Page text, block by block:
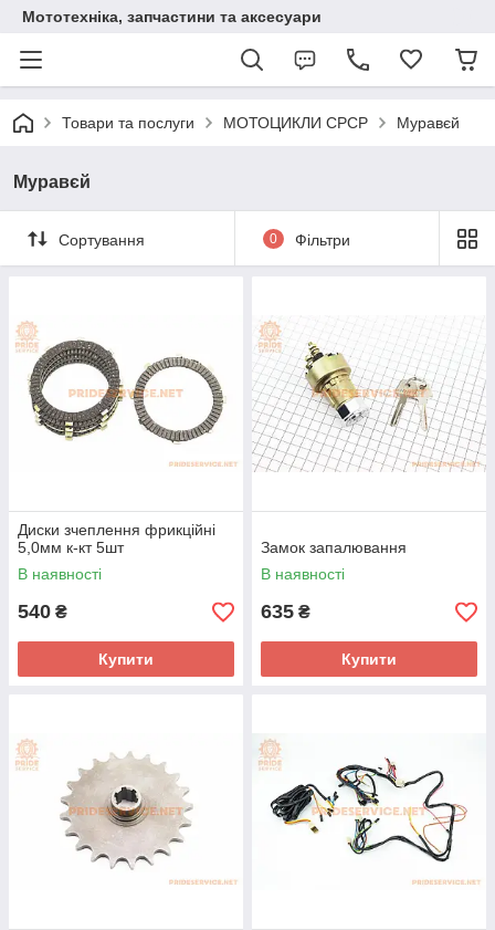
Мототехніка, запчастини та аксесуари
Товари та послуги МОТОЦИКЛИ СРСР Муравєй
Муравєй
Сортування 0 Фільтри
Диски зчеплення фрикційні
5,0мм к-кт 5шт
В наявності
540 ₴
Купити
Замок запалювання
В наявності
635 ₴
Купити